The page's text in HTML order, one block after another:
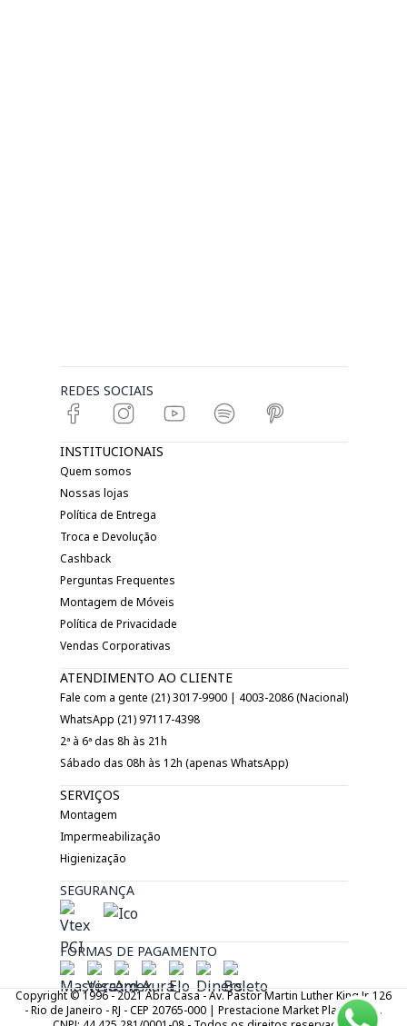
REDES SOCIAIS
INSTITUCIONAIS
Quem somos
Nossas lojas
Política de Entrega
Troca e Devolução
Cashback
Perguntas Frequentes
Montagem de Móveis
Política de Privacidade
Vendas Corporativas
ATENDIMENTO AO CLIENTE
Fale com a gente (21) 3017-9900 | 4003-2086 (Nacional)
WhatsApp (21) 97117-4398
2ª à 6ª das 8h às 21h
Sábado das 08h às 12h (apenas WhatsApp)
SERVIÇOS
Montagem
Impermeabilização
Higienização
SEGURANÇA
FORMAS DE PAGAMENTO
Copyright © 1996 - 2021 Abra Casa - Av. Pastor Martin Luther King Jr. 126
- Rio de Janeiro - RJ - CEP 20765-000 | Prestacione Market Place LTDA.